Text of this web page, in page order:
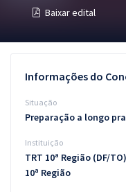
Mentorias
Conteúdo gratuito
Blog
Atendimento
Baixar edital
Informações do
Situação
Preparação a longo
Instituição
TRT 10ª Região (DF/
10ª Região